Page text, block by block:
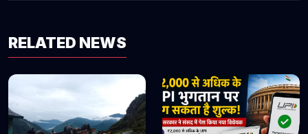
RELATED NEWS